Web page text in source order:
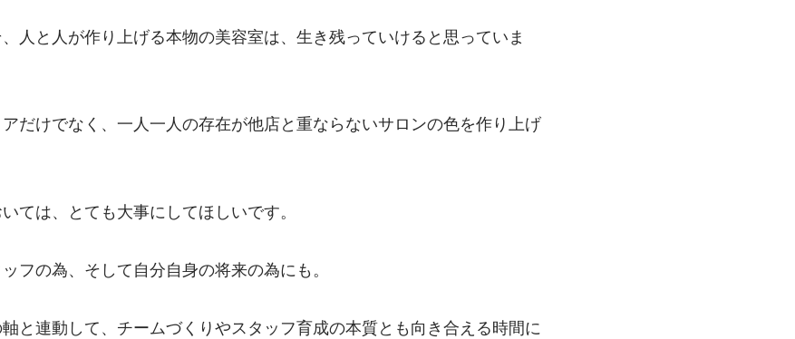
人と人が作り上げる本物の美容室は、生き残っていけると思っていま
だけでなく、一人一人の存在が他店と重ならないサロンの色を作り上げ
ては、とても大事にしてほしいです。
フの為、そして自分自身の将来の為にも。
と連動して、チームづくりやスタッフ育成の本質とも向き合える時間に